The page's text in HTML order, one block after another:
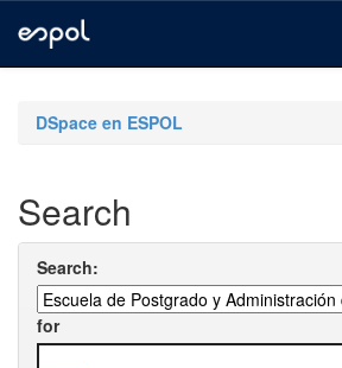
navigationDSpace en ESPOL
Search
Search:
for